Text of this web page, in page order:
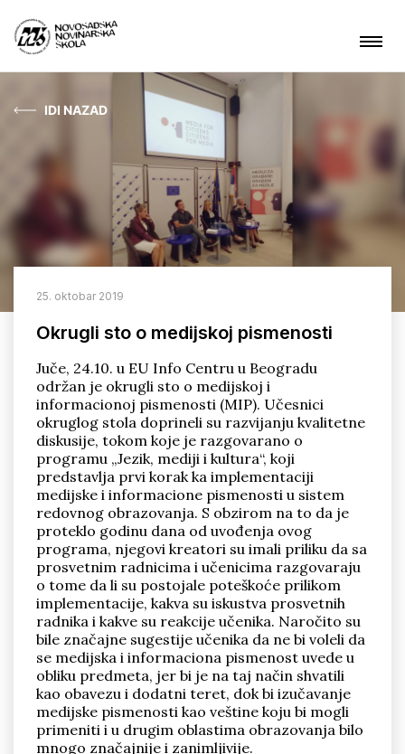
Aktuelnosti
O nama
Čime se bavimo?
Projekti
ARHIVA
Pronađi
IDI NAZAD
25. oktobar 2019
Okrugli sto o medijskoj pismenosti
Juče, 24.10. u EU Info Centru u Beogradu
održan je okrugli sto o medijskoj i
informacionoj pismenosti (MIP). Učesnici
okruglog stola doprineli su razvijanju kvalitetne
diskusije, tokom koje je razgovarano o
programu „Jezik, mediji i kultura“, koji
predstavlja prvi korak ka implementaciji
medijske i informacione pismenosti u sistem
redovnog obrazovanja. S obzirom na to da je
proteklo godinu dana od uvođenja ovog
programa, njegovi kreatori su imali priliku da sa
prosvetnim radnicima i učenicima razgovaraju
o tome da li su postojale poteškoće prilikom
implementacije, kakva su iskustva prosvetnih
radnika i kakve su reakcije učenika. Naročito su
bile značajne sugestije učenika da ne bi voleli da
se medijska i informaciona pismenost uvede u
obliku predmeta, jer bi je na taj način shvatili
kao obavezu i dodatni teret, dok bi izučavanje
medijske pismenosti kao veštine koju bi mogli
primeniti i u drugim oblastima obrazovanja bilo
mnogo značajnije i zanimljivije.